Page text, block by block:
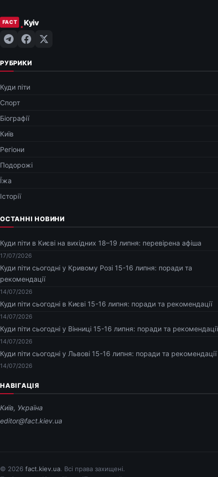
РУБРИКИ
Куди піти
Спорт
Біографії
Київ
Регіони
Подорожі
Їжа
Історії
ОСТАННІ НОВИНИ
Куди піти в Києві на вихідних 18–19 липня: перевірена афіша
17/07/2026
Куди піти сьогодні у Кривому Розі 15-16 липня: поради та
рекомендації
14/07/2026
Куди піти сьогодні в Києві 15-16 липня: поради та рекомендації
14/07/2026
Куди піти сьогодні у Вінниці 15-16 липня: поради та рекомендації
14/07/2026
Куди піти сьогодні у Львові 15-16 липня: поради та рекомендації
14/07/2026
НАВІГАЦІЯ
Київ, Україна
editor@fact.kiev.ua
© 2026 fact.kiev.ua. Всі права захищені.